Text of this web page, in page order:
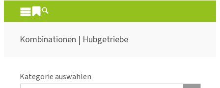
Kombinationen | Hubgetriebe
Kategorie auswählen